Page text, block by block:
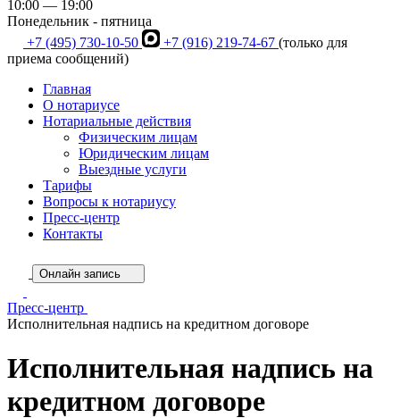
10:00 — 19:00
Понедельник - пятница
+7 (495) 730-10-50
+7 (916) 219-74-67 (только для
приема сообщений)
Главная
О нотариусе
Нотариальные действия
Физическим лицам
Юридическим лицам
Выездные услуги
Тарифы
Вопросы к нотариусу
Пресс-центр
Контакты
Онлайн запись
Пресс-центр
Исполнительная надпись на кредитном договоре
Исполнительная надпись на
кредитном договоре